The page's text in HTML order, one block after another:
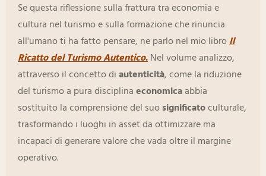
Se questa riflessione sulla frattura tra economia e
cultura nel turismo e sulla formazione che rinuncia
all'umano ti ha fatto pensare, ne parlo nel mio libroIl
Ricatto del Turismo Autentico.Nel volume analizzo,
attraverso il concetto diautenticità, come la riduzione
del turismo a pura disciplinaeconomicaabbia
sostituito la comprensione del suosignificatoculturale,
trasformando i luoghi in asset da ottimizzare ma
incapaci di generare valore che vada oltre il margine
operativo.